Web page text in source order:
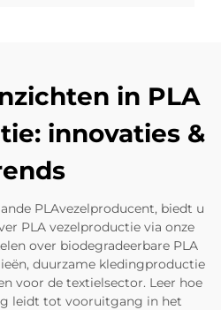
in PLA
innovaties &
PLAvezelproducent, biedt u
PLA vezelproductie via onze
over biodegradeerbare PLA
duurzame kledingproductie
voor de textielsector. Leer hoe
leidt tot vooruitgang in het